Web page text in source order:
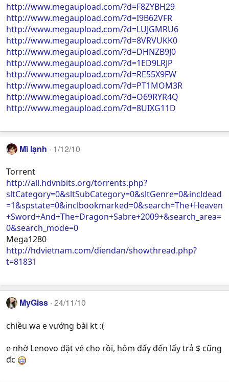
http://www.megaupload.com/?d=F8ZYBH29
http://www.megaupload.com/?d=I9B62VFR
http://www.megaupload.com/?d=LUJGMRU6
http://www.megaupload.com/?d=8VRVUKK0
http://www.megaupload.com/?d=DHNZB9J0
http://www.megaupload.com/?d=1ED9LRJP
http://www.megaupload.com/?d=RE55X9FW
http://www.megaupload.com/?d=PT1MOM3R
http://www.megaupload.com/?d=O69RYR4Q
http://www.megaupload.com/?d=8UIXG11D
Mì lạnh 1/12/10
Torrent
http://all.hdvnbits.org/torrents.php?
sltCategory=0&sltSubCategory=0&sltGenre=0&incldead
=1&spstate=0&inclbookmarked=0&search=The+Heaven
+Sword+And+The+Dragon+Sabre+2009+&search_area=
0&search_mode=0
Mega1280
http://hdvietnam.com/diendan/showthread.php?
t=81831
MyGiss 24/11/10
chiều wa e vướng bài kt :(
e nhờ Lenovo đặt vé cho rồi, hôm đấy đến lấy trả $ cũng
đc